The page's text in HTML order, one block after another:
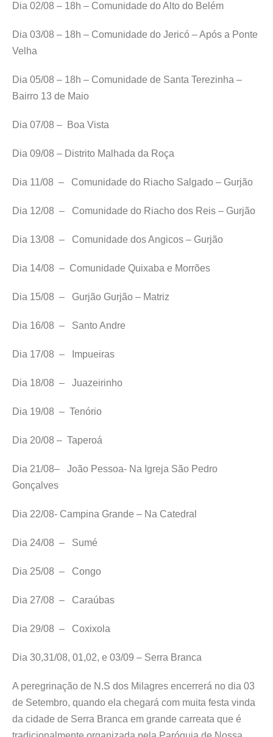
Dia 02/08 – 18h – Comunidade do Alto do Belém
Dia 03/08 – 18h – Comunidade do Jericó – Após a Ponte
Velha
Dia 05/08 – 18h – Comunidade de Santa Terezinha –
Bairro 13 de Maio
Dia 07/08 – Boa Vista
Dia 09/08 – Distrito Malhada da Roça
Dia 11/08 – Comunidade do Riacho Salgado – Gurjão
Dia 12/08 – Comunidade do Riacho dos Reis – Gurjão
Dia 13/08 – Comunidade dos Angicos – Gurjão
Dia 14/08 – Comunidade Quixaba e Morrões
Dia 15/08 – Gurjão Gurjão – Matriz
Dia 16/08 – Santo Andre
Dia 17/08 – Impueiras
Dia 18/08 – Juazeirinho
Dia 19/08 – Tenório
Dia 20/08 – Taperoá
Dia 21/08– João Pessoa- Na Igreja São Pedro
Gonçalves
Dia 22/08- Campina Grande – Na Catedral
Dia 24/08 – Sumé
Dia 25/08 – Congo
Dia 27/08 – Caraúbas
Dia 29/08 – Coxixola
Dia 30,31/08, 01,02, e 03/09 – Serra Branca
A peregrinação de N.S dos Milagres encerrerá no dia 03
de Setembro, quando ela chegará com muita festa vinda
da cidade de Serra Branca em grande carreata que é